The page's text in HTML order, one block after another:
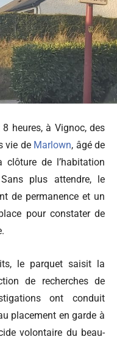
heures, à Vignoc, des
vie de Marlown, âgé de
de l’habitation
plus attendre, le
de permanence et un
pour constater de
le parquet saisit la
de recherches de
ont conduit
placement en garde à
volontaire du beau-